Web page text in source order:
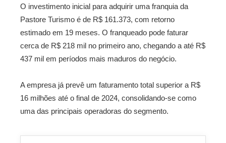
O investimento inicial para adquirir uma franquia da
Pastore Turismo é de R$ 161.373, com retorno
estimado em 19 meses. O franqueado pode faturar
cerca de R$ 218 mil no primeiro ano, chegando a até R$
437 mil em períodos mais maduros do negócio.
A empresa já prevê um faturamento total superior a R$
16 milhões até o final de 2024, consolidando-se como
uma das principais operadoras do segmento.